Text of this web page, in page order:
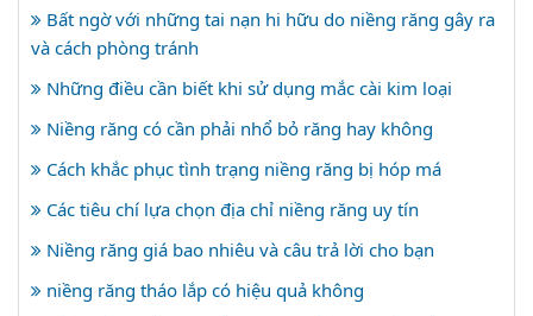
Bất ngờ với những tai nạn hi hữu do niềng răng gây ra
và cách phòng tránh
Những điều cần biết khi sử dụng mắc cài kim loại
Niềng răng có cần phải nhổ bỏ răng hay không
Cách khắc phục tình trạng niềng răng bị hóp má
Các tiêu chí lựa chọn địa chỉ niềng răng uy tín
Niềng răng giá bao nhiêu và câu trả lời cho bạn
niềng răng tháo lắp có hiệu quả không